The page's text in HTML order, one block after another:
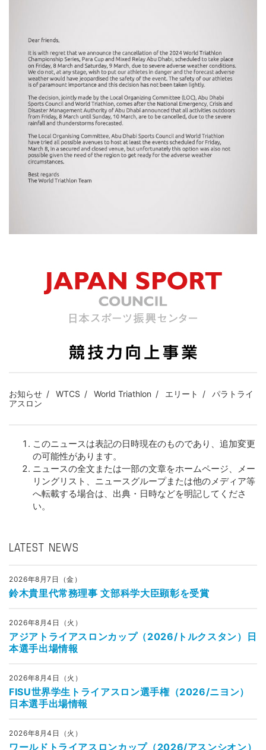
お知らせ WTCS World Triathlon エリート
パラトライ
アスロン
このニュースは表記の日時現在のものであり、追加変更
の可能性があります。
ニュースの全文または一部の文章をホームページ、メー
リングリスト、ニュースグループまたは他のメディア等
へ転載する場合は、出典・日時などを明記してくださ
い。
LATEST NEWS
2026年8月7日（金）
鈴木貴里代常務理事 文部科学大臣顕彰を受賞
2026年8月4日（火）
アジアトライアスロンカップ（2026/トルクスタン）日
本選手出場情報
2026年8月4日（火）
FISU世界学生トライアスロン選手権（2026/ニヨン）
日本選手出場情報
2026年8月4日（火）
ワールドトライアスロンカップ（2026/アスンシオン）